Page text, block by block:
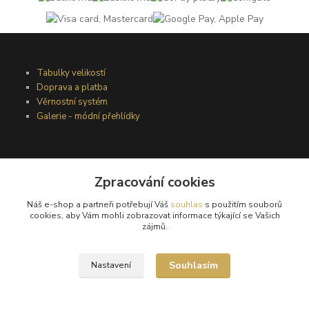
Tabulky velikostí
Doprava a platba
Věrnostní systém
Galerie - módní přehlídky
Obchodní podmínky
Ochrana osobních údajů
Kontakty
Reklamační řád
Zpracování cookies
Náš e-shop a partneři potřebují Váš souhlas s použitím souborů
cookies, aby Vám mohli zobrazovat informace týkající se Vašich
zájmů.
Nastavení Souhlasím